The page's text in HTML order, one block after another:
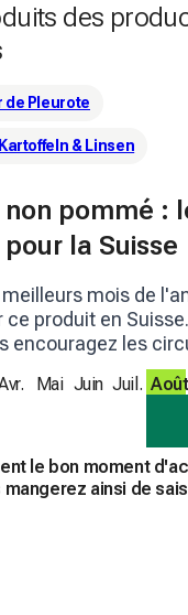
des
de Pleurote
& Linsen
non pommé :
la Suisse
mois de
produit en
encouragez les
Mai Juin Juil. Août
le bon moment
mangerez ainsi de